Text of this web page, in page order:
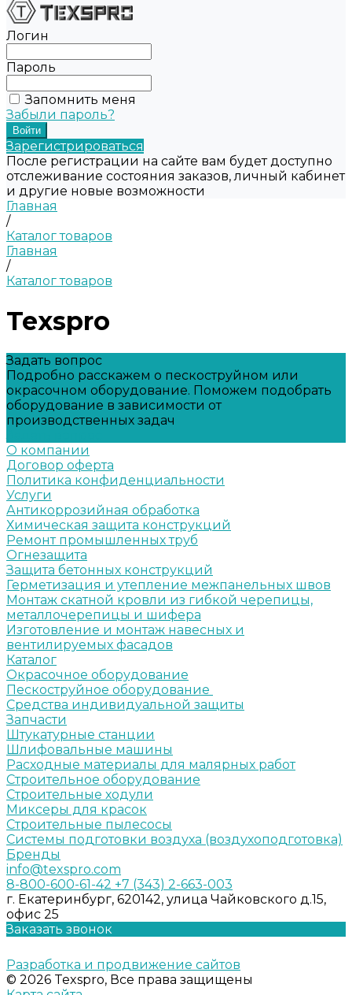
Логин
Пароль
Запомнить меня
Забыли пароль?
Зарегистрироваться
После регистрации на сайте вам будет доступно
отслеживание состояния заказов, личный кабинет
и другие новые возможности
Главная
/
Каталог товаров
Главная
/
Каталог товаров
Texspro
Задать вопрос
Подробно расскажем о пескоструйном или
окрасочном оборудование. Поможем подобрать
оборудование в зависимости от
производственных задач
О компании
Договор оферта
Политика конфиденциальности
Услуги
Антикоррозийная обработка
Химическая защита конструкций
Ремонт промышленных труб
Огнезащита
Защита бетонных конструкций
Герметизация и утепление межпанельных швов
Монтаж скатной кровли из гибкой черепицы,
металлочерепицы и шифера
Изготовление и монтаж навесных и
вентилируемых фасадов
Каталог
Окрасочное оборудование
Пескоструйное оборудование
Средства индивидуальной защиты
Запчасти
Штукатурные станции
Шлифовальные машины
Расходные материалы для малярных работ
Строительное оборудование
Строительные ходули
Миксеры для красок
Строительные пылесосы
Системы подготовки воздуха (воздухоподготовка)
Бренды
info@texspro.com
8-800-600-61-42 +7 (343) 2-663-003
г. Екатеринбург, 620142, улица Чайковского д.15,
офис 25
Заказать звонок
Разработка и продвижение сайтов
© 2026 Texspro, Все права защищены